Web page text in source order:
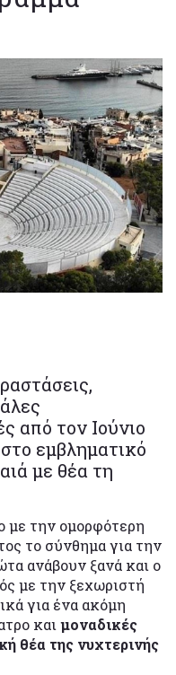
από τον Ιούνιο
εμβληματικό
με θέα τη
με την ομορφότερη
το σύνθημα για την
ανάβουν ξανά και ο
με την ξεχωριστή
για ένα ακόμη
καιμοναδικές
θέα της νυχτερινής